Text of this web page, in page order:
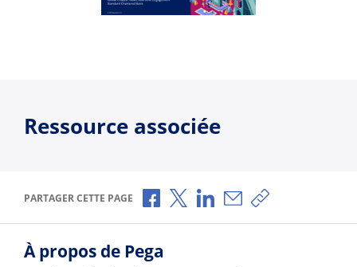
Ressource associée
PARTAGER CETTE PAGE Partager via Facebook
Partager via X
Partager via LinkedIn
Partager par e-mail
Copier le lien
À propos de Pega